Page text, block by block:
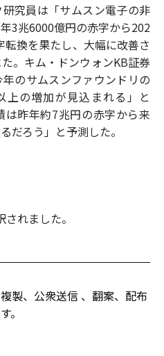
究員は「サムスン電子の非
3兆6000億円の赤字から202
換を果たし、大幅に改善さ
。キム・ドンウォンKB証券
のサムスンファウンドリの
上の増加が見込まれる」と
は昨年約7兆円の赤字から来
だろう」と予測した。
れました。
製、公衆送信 、翻案、配布
。